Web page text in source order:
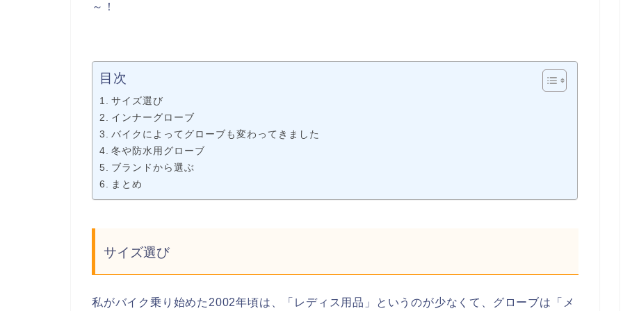
～！
目次
サイズ選び
インナーグローブ
バイクによってグローブも変わってきました
冬や防水用グローブ
ブランドから選ぶ
まとめ
サイズ選び
私がバイク乗り始めた2002年頃は、「レディス用品」というのが少なくて、グローブは「メ